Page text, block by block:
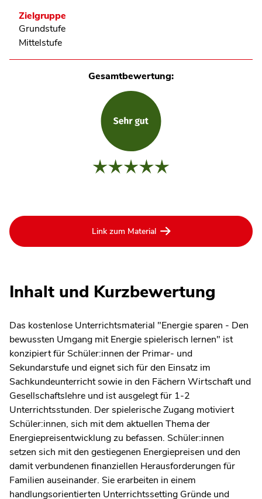
Zielgruppe
Grundstufe
Mittelstufe
Gesamtbewertung:
Link zum Material
Inhalt und Kurzbewertung
Das kostenlose Unterrichtsmaterial "Energie sparen - Den
bewussten Umgang mit Energie spielerisch lernen" ist
konzipiert für Schüler:innen der Primar- und
Sekundarstufe und eignet sich für den Einsatz im
Sachkundeunterricht sowie in den Fächern Wirtschaft und
Gesellschaftslehre und ist ausgelegt für 1-2
Unterrichtsstunden. Der spielerische Zugang motiviert
Schüler:innen, sich mit dem aktuellen Thema der
Energiepreisentwicklung zu befassen. Schüler:innen
setzen sich mit den gestiegenen Energiepreisen und den
damit verbundenen finanziellen Herausforderungen für
Familien auseinander. Sie erarbeiten in einem
handlungsorientierten Unterrichtssetting Gründe und